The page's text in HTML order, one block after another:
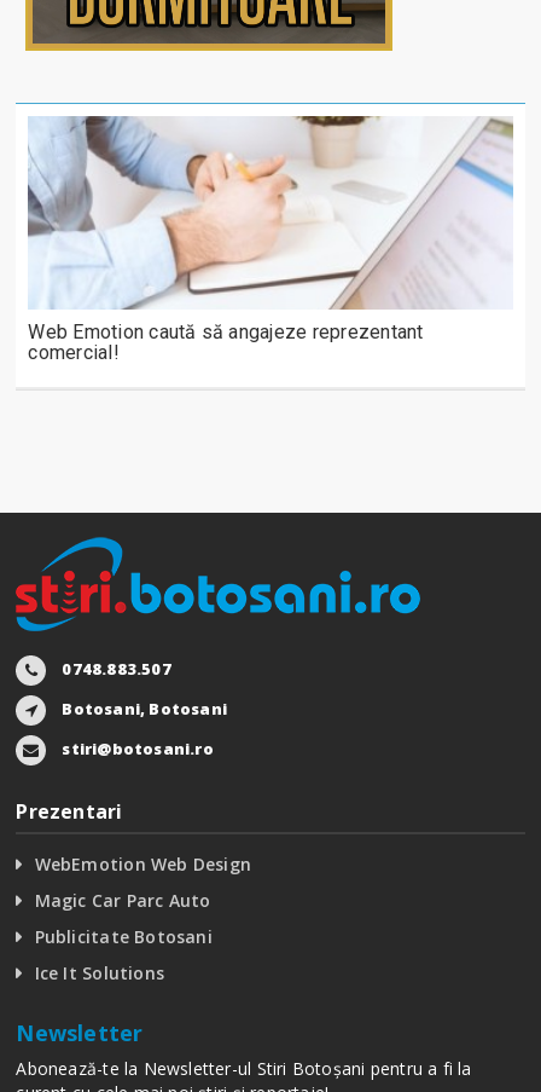
Web Emotion caută să angajeze reprezentant
comercial!
0748.883.507
Botosani, Botosani
stiri@botosani.ro
Prezentari
WebEmotion Web Design
Magic Car Parc Auto
Publicitate Botosani
Ice It Solutions
Newsletter
Abonează-te la Newsletter-ul Stiri Botoșani pentru a fi la